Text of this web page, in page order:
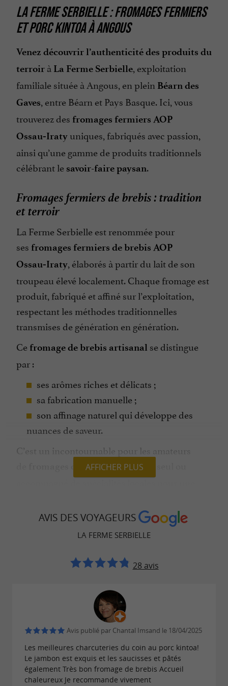
Produits de la Ferme
Salon de Jardin
LA FERME SERBIELLE : FROMAGES FERMIERS
ET PORC KINTOA À ANGOUS
Venez découvrir l’authenticité des produits du
terroir à La Ferme Serbielle, exploitation
familiale située à Angous, en plein Béarn des
Gaves, entre Béarn et Pays Basque. Ici, vous
trouverez des fromages fermiers AOP
Ossau‑Iraty uniques, fabriqués avec passion,
ainsi qu’une gamme de produits traditionnels
célébrant le savoir-faire paysan.
Fromages fermiers de brebis : tradition
et terroir
La Ferme Serbielle est renommée pour
ses fromages fermiers de brebis AOP
Ossau‑Iraty , élaborés à partir du lait de son
troupeau élevé localement. Chaque fromage est
produit, fabriqué et affiné sur l’exploitation,
respectant les méthodes traditionnelles
transmises de génération en génération.
Ce fromage de brebis artisanal se distingue
par :
ses arômes riches et délicats ;
sa fabrication manuelle ;
son affinage naturel qui développe des
nuances de saveur.
C’est un incontournable pour les amateurs
fromages du Béarn, à savourer seul ou
accompagné de spécialités locales pour une
Porc Kintoa : charcuteries et produits
Outre ses fromages, La Ferme Serbielle propose
, une race traditionnelle reconnue
pour la qualité exceptionnelle de sa viande.
Parmi les produits disponibles :
charcuteries artisanales ;
jambon et saucisses ;
AFFICHER PLUS
AVIS DES VOYAGEURS
LA FERME SERBIELLE
28 avis
Avis publié par Chantal Imsand le 18/04/2025
Les meilleures charcuteries du coin au porc kintoa!
Le jambon est exquis et les saucisses et pâtés
également Très bon fromage de brebis Accueil
chaleureux Je recommande vivement